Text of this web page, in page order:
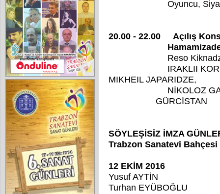
Oyuncu, Siyasetçi,
20.00 - 22.00
Açılış
Hamamizade
Reso
IRAKLII
MIKHEIL JAPARIDZE,
NİKOLOZ
GÜRCİSTAN
SÖYLEŞİSİZ İMZA
Trabzon Sanatevi Bahçesi
12 EKİM 2016
Yusuf AYTİN
Turhan EYÜBOĞLU